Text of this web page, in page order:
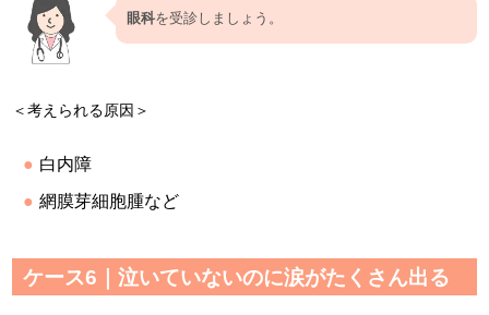
眼科を受診しましょう。
＜考えられる原因＞
白内障
網膜芽細胞腫など
ケース6｜泣いていないのに涙がたくさん出る